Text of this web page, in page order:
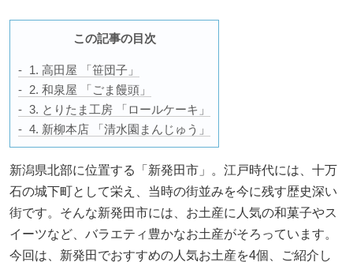
この記事の目次
1. 高田屋 「笹団子」
2. 和泉屋 「ごま饅頭」
3. とりたま工房 「ロールケーキ」
4. 新柳本店 「清水園まんじゅう」
新潟県北部に位置する「新発田市」。江戸時代には、十万
石の城下町として栄え、当時の街並みを今に残す歴史深い
街です。そんな新発田市には、お土産に人気の和菓子やス
イーツなど、バラエティ豊かなお土産がそろっています。
今回は、新発田でおすすめの人気お土産を4個、ご紹介し